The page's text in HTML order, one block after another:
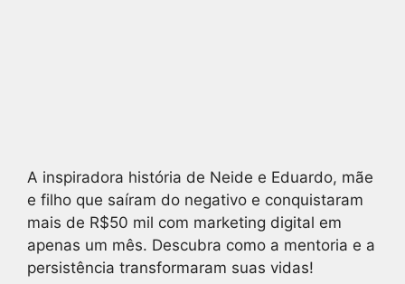
A inspiradora história de Neide e Eduardo, mãe
e filho que saíram do negativo e conquistaram
mais de R$50 mil com marketing digital em
apenas um mês. Descubra como a mentoria e a
persistência transformaram suas vidas!